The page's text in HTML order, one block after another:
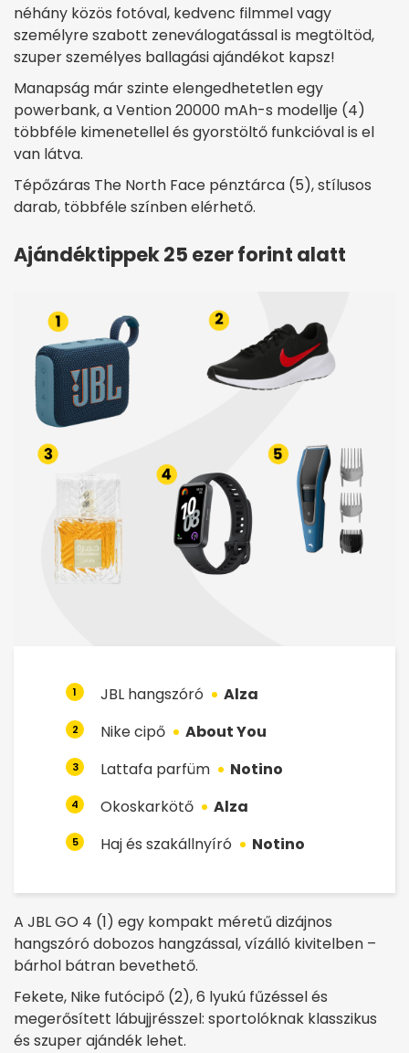
néhány közös fotóval, kedvenc filmmel vagy
személyre szabott zeneválogatással is megtöltöd,
szuper személyes ballagási ajándékot kapsz!
Manapság már szinte elengedhetetlen egy
powerbank, a Vention 20000 mAh-s modellje (4)
többféle kimenetellel és gyorstöltő funkcióval is el
van látva.
Tépőzáras The North Face pénztárca (5), stílusos
darab, többféle színben elérhető.
Ajándéktippek 25 ezer forint alatt
1 JBL hangszóró Alza
2 Nike cipő About You
3 Lattafa parfüm Notino
4 Okoskarkötő Alza
5 Haj és szakállnyíró Notino
A JBL GO 4 (1) egy kompakt méretű dizájnos
hangszóró dobozos hangzással, vízálló kivitelben –
bárhol bátran bevethető.
Fekete, Nike futócipő (2), 6 lyukú fűzéssel és
megerősített lábujjrésszel: sportolóknak klasszikus
és szuper ajándék lehet.